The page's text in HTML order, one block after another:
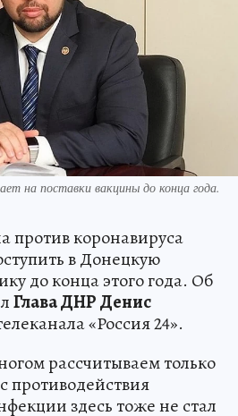
на поставки вакцины до конца года.
против коронавируса
в Донецкую
до конца этого года. Об
Глава ДНР Денис
«Россия 24».
рассчитываем только
противодействия
здесь тоже не стал